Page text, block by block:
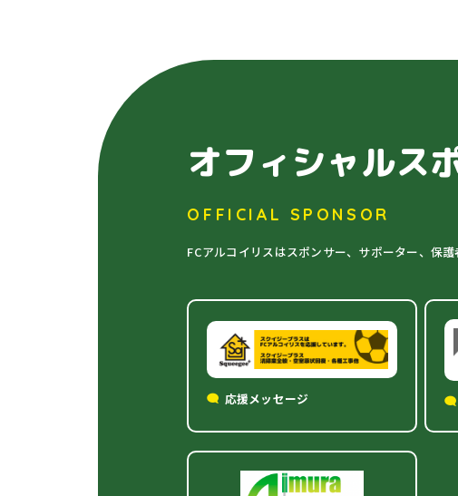
オフィシャルス
OFFICIAL SPONSOR
FCアルコイリスはスポンサー、サポーター、保
応援メッセージ